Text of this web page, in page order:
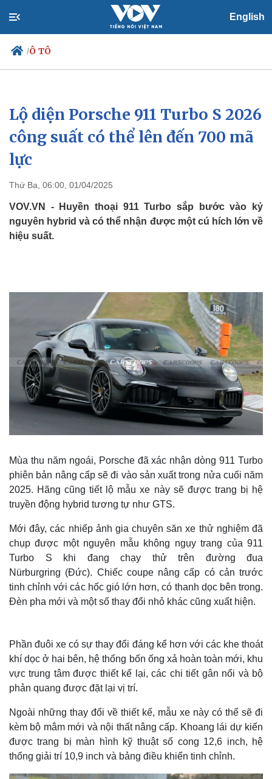
English
/Ô TÔ
Chính trị
Đảng
Tổ chức nhân sự
Quốc hội
Nhận diện sự thật
Xã hội
Tin 24h
Dự báo thời tiết
Lộ diện Porsche 911 Turbo S 2026
công suất có thể lên đến 700 mã
lực
Thứ Ba, 06:00, 01/04/2025
VOV.VN - Huyền thoại 911 Turbo sắp bước vào kỷ
nguyên hybrid và có thể nhận được một cú hích lớn về
hiệu suất.
Mùa thu năm ngoái, Porsche đã xác nhận dòng 911 Turbo
phiên bản nâng cấp sẽ đi vào sản xuất trong nửa cuối năm
2025. Hãng cũng tiết lộ mẫu xe này sẽ được trang bị hệ
truyền động hybrid tương tự như GTS.
Mới đây, các nhiếp ảnh gia chuyên săn xe thử nghiệm đã
chụp được một nguyên mẫu không ngụy trang của 911
Turbo S khi đang chạy thử trên đường đua
Nürburgring (Đức). Chiếc coupe nâng cấp có cản trước
tinh chỉnh với các hốc gió lớn hơn, có thanh dọc bên trong.
Đèn pha mới và một số thay đổi nhỏ khác cũng xuất hiện.
Phần đuôi xe có sự thay đổi đáng kể hơn với các khe thoát
khí dọc ở hai bên, hệ thống bốn ống xả hoàn toàn mới, khu
vực trung tâm được thiết kế lại, các chi tiết gân nổi và bộ
phản quang được đặt lại vị trí.
Ngoài những thay đổi về thiết kế, mẫu xe này có thể sẽ đi
kèm bộ mâm mới và nội thất nâng cấp. Khoang lái dự kiến
được trang bị màn hình kỹ thuật số cong 12,6 inch, hệ
thống giải trí 10,9 inch và bảng điều khiển tinh chỉnh.